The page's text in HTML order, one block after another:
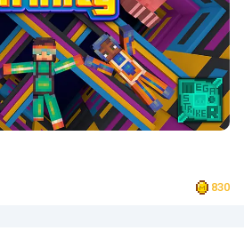
830